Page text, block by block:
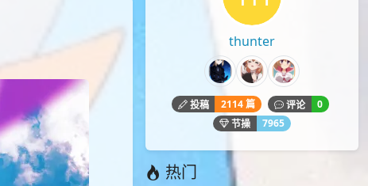
thunter
投稿 2114 篇 评论
0
节操
7965
热门